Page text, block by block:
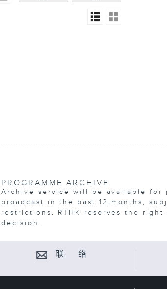
PROGRAMME ARCHIVE
Archive service will be available for
broadcast in the past 12 months,
restrictions. RTHK reserves the right
decision.
联 络